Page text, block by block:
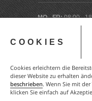
COOKIES
Cookies erleichtern die
dieser Website zu erhalten
beschrieben. Wenn Sie mit
klicken Sie einfach auf
MO - FR:08:00 -
08:00 - 12:00
Zum